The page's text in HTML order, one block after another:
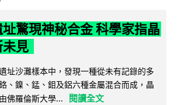
驚現神秘合金 科學家指晶
見
址沙灘樣本中，發現一種從未有記錄的多
、鎳、錳、鉬及鋁六種金屬混合而成，晶
佛羅倫斯大學...
閱讀全文